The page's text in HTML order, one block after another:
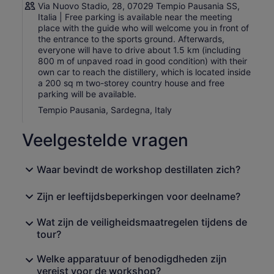
distillaten opleverde:
Lìcchitta, een distillaat van bosbessen, witte en rode
kruisbessen, bramen, witte en rode aalbessen, dat
uniek is omdat er op dit moment alleen distillaten van
één vrucht op de wereldmarkt zijn;
Melalione, een distillaat van arbutus, een vrucht van
het mediterrane maquis, historisch voorgesteld als
een wit distillaat, vertegenwoordigt vandaag ook een
'unicum' omdat het wordt gekenmerkt door zes
maanden rijping in acacia barriques.
uniciteit vertegenwoordigt, omdat het een grondstof
is die nog nooit eerder ter wereld is gedistilleerd, een
een 100% kurkeik distillaat, zonder toegevoegde
zeer lage eikelopbrengst en het unieke karakter van
het product plaatsen eikelbrandewijn in een smalle
nichemarkt.
Programma
de bessenboomgaard en uitleg over het
bessendistillaat.
Via Nuovo Stadio, 28, 07029 Tempio Pausania SS,
Italia | Free parking is available near the meeting
place with the guide who will welcome you in front of
the entrance to the sports ground. Afterwards,
everyone will have to drive about 1.5 km (including
800 m of unpaved road in good condition) with their
own car to reach the distillery, which is located inside
a 200 sq m two-storey country house and free
parking will be available.
Tempio Pausania, Sardegna, Italy
Veelgestelde vragen
Waar bevindt de workshop destillaten zich?
Zijn er leeftijdsbeperkingen voor deelname?
Wat zijn de veiligheidsmaatregelen tijdens de
tour?
Welke apparatuur of benodigdheden zijn
vereist voor de workshop?